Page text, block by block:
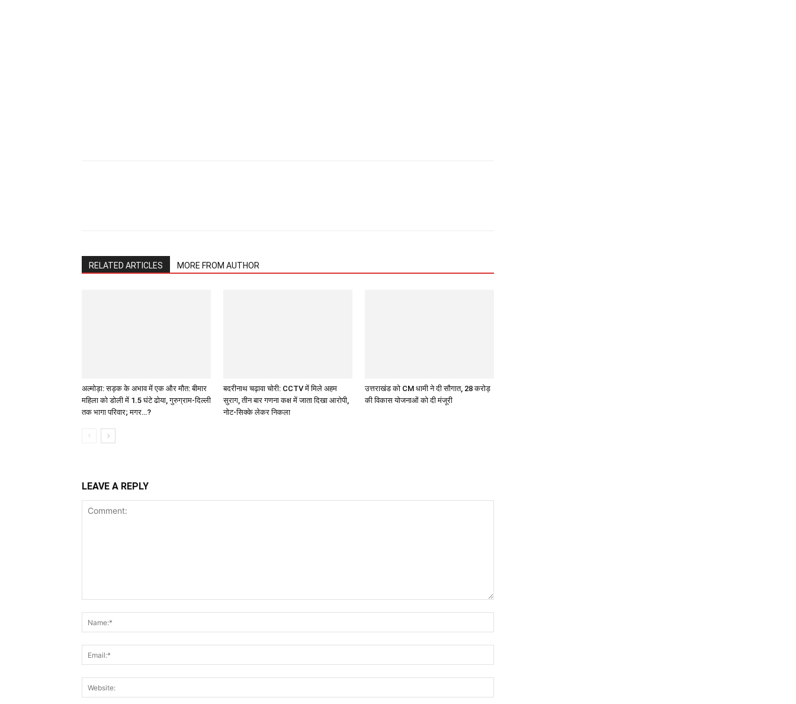
RELATED ARTICLES MORE FROM AUTHOR
अल्मोड़ा: सड़क के अभाव में एक और मौत: बीमार
महिला को डोली में 1.5 घंटे ढोया, गुरुग्राम-दिल्ली
तक भागा परिवार; मगर…?
बदरीनाथ चढ़ावा चोरी: CCTV में मिले अहम
सुराग, तीन बार गणना कक्ष में जाता दिखा आरोपी,
नोट-सिक्के लेकर निकला
उत्तराखंड को CM धामी ने दी सौगात, 28 करोड़
की विकास योजनाओं को दी मंजूरी
LEAVE A REPLY